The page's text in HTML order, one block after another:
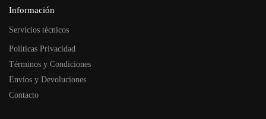
Información
Servicios técnicos
Políticas Privacidad
Términos y Condiciones
Envíos y Devoluciones
Contacto